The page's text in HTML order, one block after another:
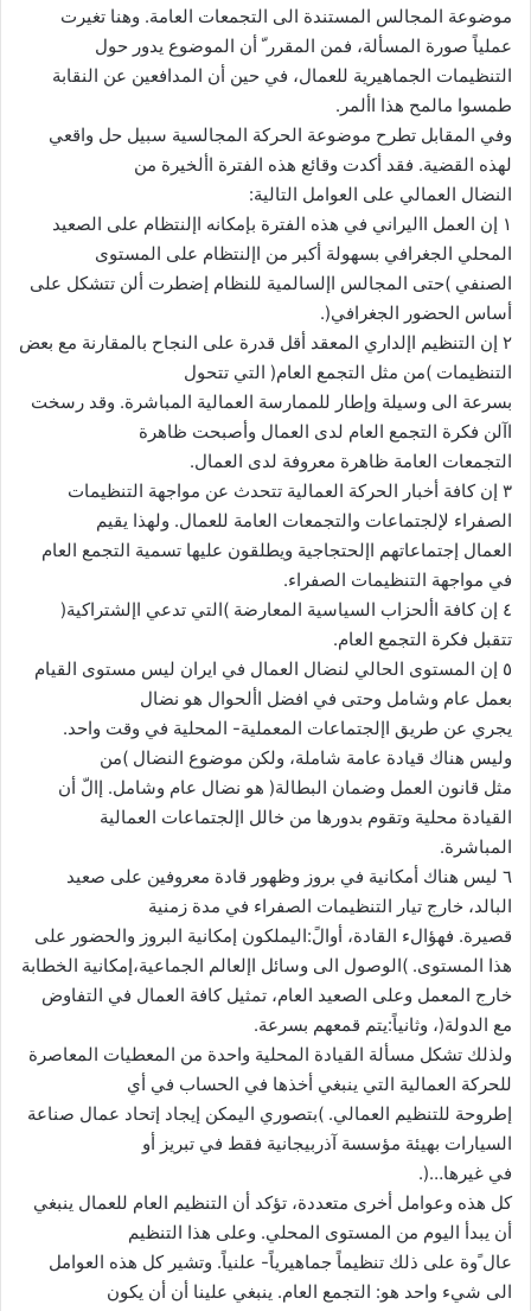
موضوعة المجالس المستندة الى التجمعات العامة. وهنا تغيرت
عملياً صورة المسألة، فمن المقرر ّ أن الموضوع يدور حول
التنظيمات الجماهيرية للعمال، في حين أن المدافعين عن النقابة
طمسوا مالمح هذا األمر.
وفي المقابل تطرح موضوعة الحركة المجالسية سبيل حل واقعي
لهذه القضية. فقد أكدت وقائع هذه الفترة األخيرة من
النضال العمالي على العوامل التالية:
١ إن العمل االيراني في هذه الفترة بإمكانه اإلنتظام على الصعيد
المحلي الجغرافي بسهولة أكبر من اإلنتظام على المستوى
الصنفي )حتى المجالس اإلسالمية للنظام إضطرت ألن تتشكل على
أساس الحضور الجغرافي(.
٢ إن التنظيم اإلداري المعقد أقل قدرة على النجاح بالمقارنة مع بعض
التنظيمات )من مثل التجمع العام( التي تتحول
بسرعة الى وسيلة وإطار للممارسة العمالية المباشرة. وقد رسخت
اآلن فكرة التجمع العام لدى العمال وأصبحت ظاهرة
التجمعات العامة ظاهرة معروفة لدى العمال.
٣ إن كافة أخبار الحركة العمالية تتحدث عن مواجهة التنظيمات
الصفراء لإلجتماعات والتجمعات العامة للعمال. ولهذا يقيم
العمال إجتماعاتهم اإلحتجاجية ويطلقون عليها تسمية التجمع العام
في مواجهة التنظيمات الصفراء.
٤ إن كافة األحزاب السياسية المعارضة )التي تدعي اإلشتراكية(
تتقبل فكرة التجمع العام.
٥ إن المستوى الحالي لنضال العمال في ايران ليس مستوى القيام
بعمل عام وشامل وحتى في افضل األحوال هو نضال
يجري عن طريق اإلجتماعات المعملية- المحلية في وقت واحد.
وليس هناك قيادة عامة شاملة، ولكن موضوع النضال )من
مثل قانون العمل وضمان البطالة( هو نضال عام وشامل. إالّ أن
القيادة محلية وتقوم بدورها من خالل اإلجتماعات العمالية
المباشرة.
٦ ليس هناك أمكانية في بروز وظهور قادة معروفين على صعيد
البالد، خارج تيار التنظيمات الصفراء في مدة زمنية
قصيرة. فهؤالء القادة، أوالً:اليملكون إمكانية البروز والحضور على
هذا المستوى. )الوصول الى وسائل اإلعالم الجماعية،إمكانية الخطابة
خارج المعمل وعلى الصعيد العام، تمثيل كافة العمال في التفاوض
مع الدولة(، وثانياً:يتم قمعهم بسرعة.
ولذلك تشكل مسألة القيادة المحلية واحدة من المعطيات المعاصرة
للحركة العمالية التي ينبغي أخذها في الحساب في أي
إطروحة للتنظيم العمالي. )بتصوري اليمكن إيجاد إتحاد عمال صناعة
السيارات بهيئة مؤسسة آذربيجانية فقط في تبريز أو
في غيرها…(.
كل هذه وعوامل أخرى متعددة، تؤكد أن التنظيم العام للعمال ينبغي
أن يبدأ اليوم من المستوى المحلي. وعلى هذا التنظيم
عال ًوة على ذلك تنظيماً جماهيرياً- علنياً. وتشير كل هذه العوامل
الى شيء واحد هو: التجمع العام. ينبغي علينا أن أن يكون